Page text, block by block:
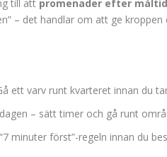
till att promenader efter måltid
– det handlar om att ge
ett varv runt kvarteret innan du
– sätt timer och gå runt
minuter först”-regeln innan du